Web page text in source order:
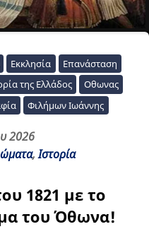
Εκκλησία
Επανάσταση
της Ελλάδος
Οθωνας
Φιλήμων Ιωάννης
2026
,Ιστορία
1821 με το
του Όθωνα!